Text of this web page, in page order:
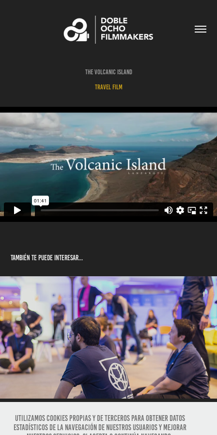
THE VOLCANIC ISLAND
TRAVEL FILM
TAMBIÉN TE PUEDE INTERESAR...
medtronic meet up
2019
Utilizamos cookies propias y de terceros para obtener datos
estadísticos de la navegación de nuestros usuarios y mejorar